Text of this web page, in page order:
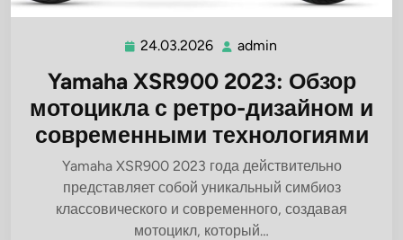
24.03.2026 24.03.2026
admin
Yamaha XSR900 2023: Обзор
мотоцикла с ретро-дизайном и
современными технологиями
Yamaha XSR900 2023 года действительно
представляет собой уникальный симбиоз
классовического и современного, создавая
мотоцикл, который…